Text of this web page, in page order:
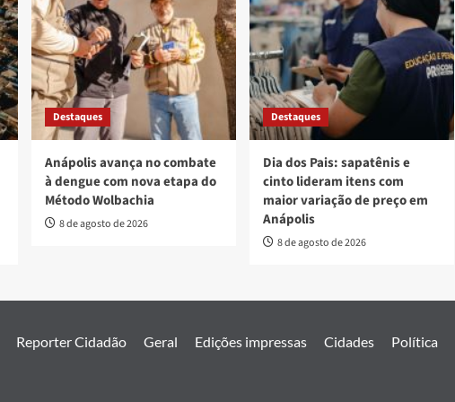
Destaques
Anápolis avança no combate
à dengue com nova etapa do
Método Wolbachia
8 de agosto de 2026
Destaques
Dia dos Pais: sapatênis e
cinto lideram itens com
maior variação de preço em
Anápolis
8 de agosto de 2026
Reporter Cidadão Geral Edições impressas Cidades Política